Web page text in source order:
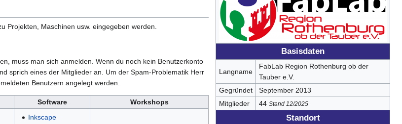
Basisdaten
Langname
FabLab Region Rothenburg ob der
Tauber e.V.
Gegründet
September 2013
Mitglieder
44 Stand 12/2025
Standort
Projekten, Maschinen usw. eingegeben werden.
muss man sich anmelden. Wenn du noch kein Benutzerkonto
sprich eines der Mitglieder an. Um der Spam-Problematik Herr
Benutzern angelegt werden.
Software Workshops
Inkscape